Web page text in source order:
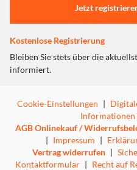
Jetzt
Kostenlose Registrierung
Bleiben Sie stets über die
informiert.
Cookie-Einstellungen |
Informationen
AGB Onlinekauf /
| Impressum |
Vertrag widerrufen |
Kontaktformular | Recht auf